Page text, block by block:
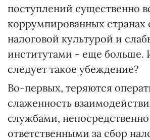
поступлений существенно
коррумпированных странах
налоговой культурой и
институтами - еще больше.
следует такое убеждение?
Во-первых, теряются
слаженность
службами, непосредственно
ответственными за сбор